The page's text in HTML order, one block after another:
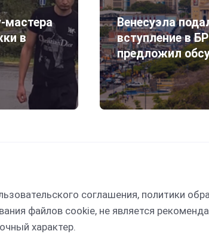
мастера
в
Венесуэла
вступление в
предложил
соглашения, политики
файлов cookie, не является
характер.